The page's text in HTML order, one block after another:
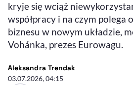
kryje się wciąż
współpracy i na czym polega
biznesu w nowym układzie,
Vohánka, prezes Eurowagu.
Aleksandra Trendak- autor artykułu
03.07.2026, 04:15